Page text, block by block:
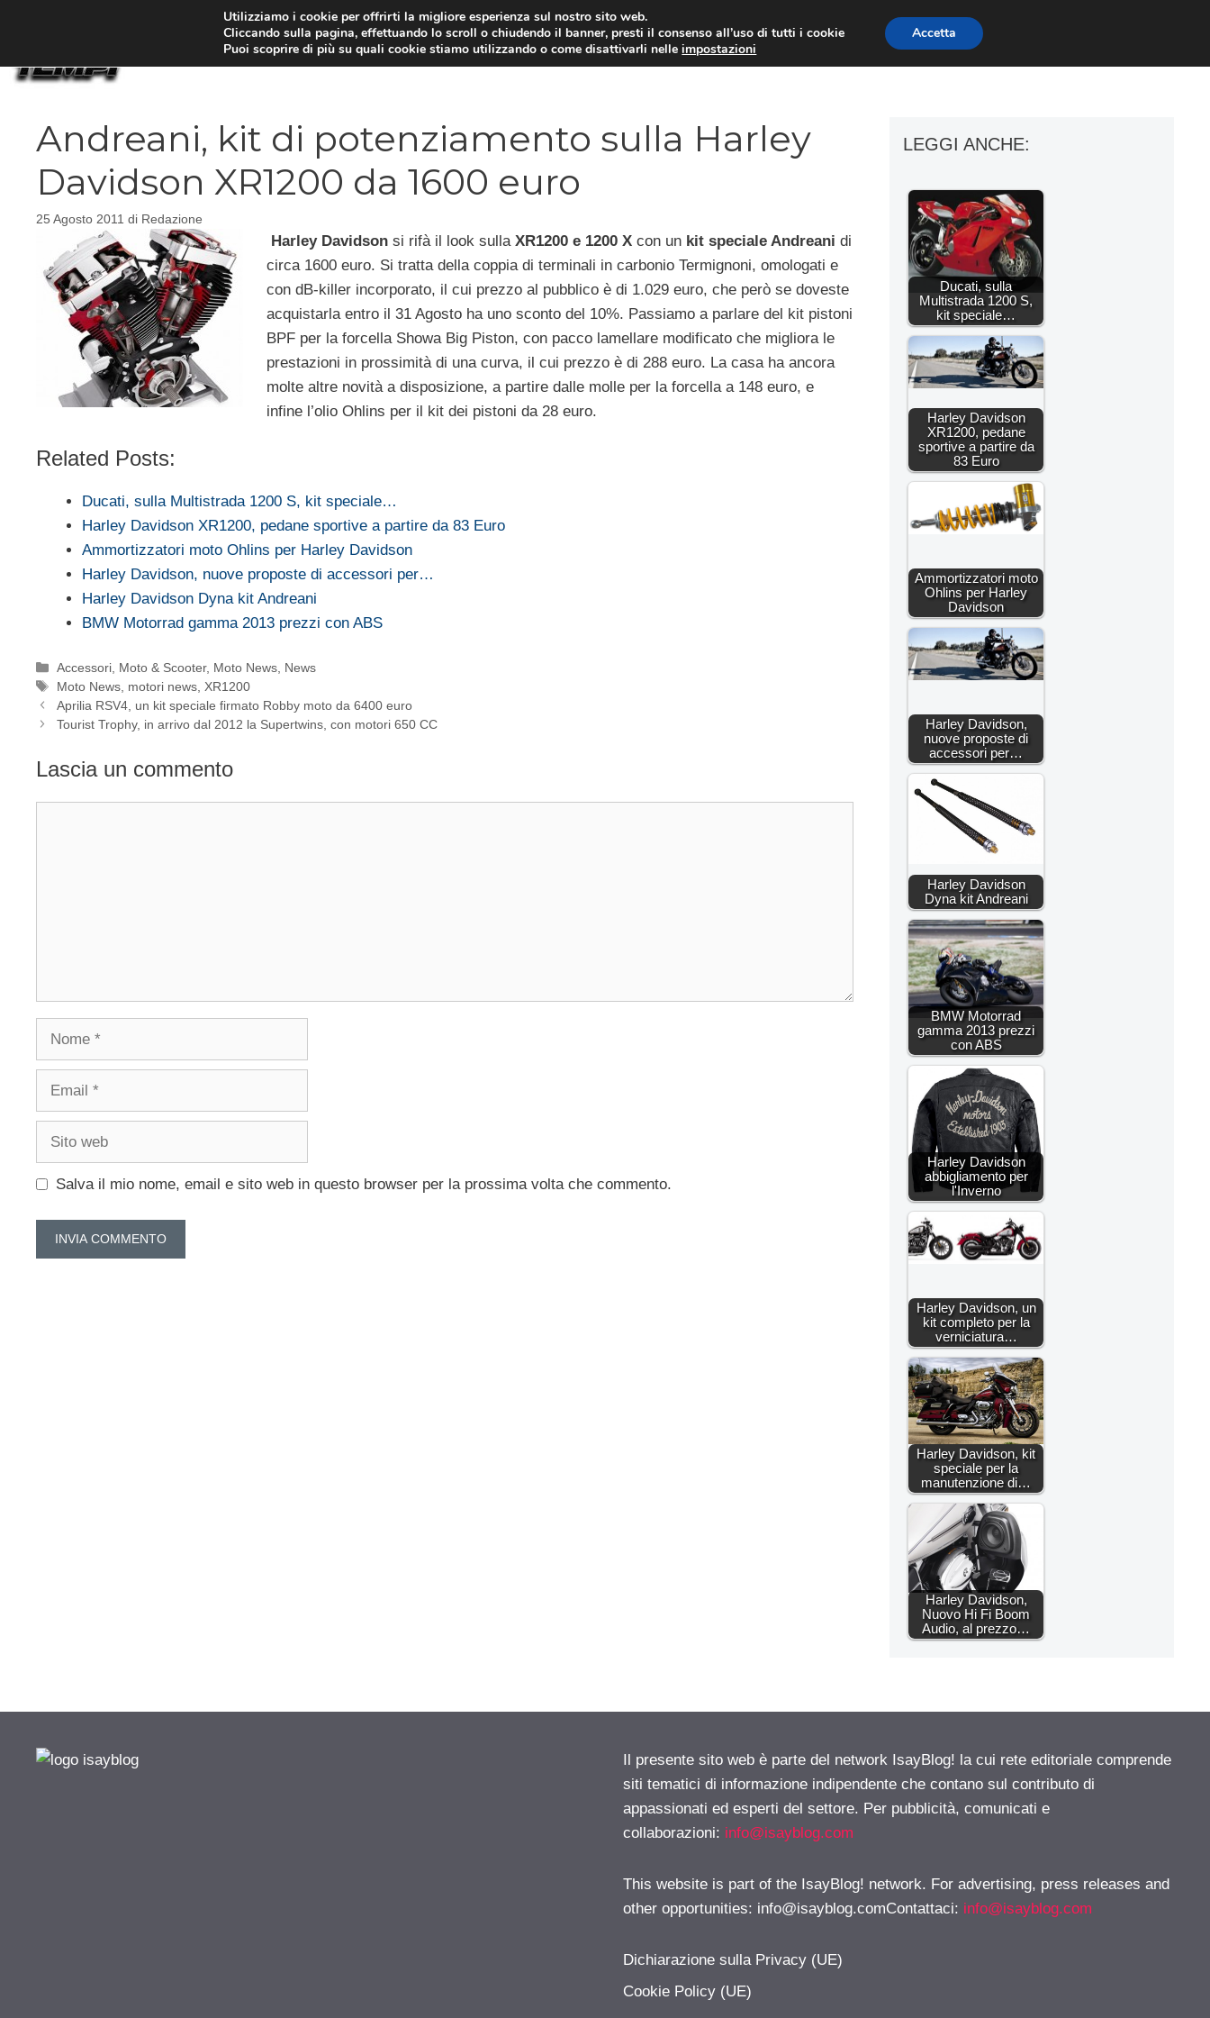
MOTO NEWS ACCESSORI MOTO MOTO GP
Andreani, kit di potenziamento sulla Harley
Davidson XR1200 da 1600 euro
25 Agosto 2011 di Redazione
Harley Davidsonsi rifà il look sulla XR1200 e 1200 Xcon un kit speciale Andreani di
circa 1600 euro. Si tratta della coppia di terminali in carbonio Termignoni, omologati e
con dB-killer incorporato, il cui prezzo al pubblico è di 1.029 euro, che però se doveste
acquistarla entro il 31 Agosto ha uno sconto del 10%. Passiamo a parlare del kit pistoni
BPF per la forcella Showa Big Piston, con pacco lamellare modificato che migliora le
prestazioni in prossimità di una curva, il cui prezzo è di 288 euro. La casa ha ancora
molte altre novità a disposizione, a partire dalle molle per la forcella a 148 euro, e
infine l’olio Ohlins per il kit dei pistoni da 28 euro.
Related Posts:
Ducati, sulla Multistrada 1200 S, kit speciale…
Harley Davidson XR1200, pedane sportive a partire da 83 Euro
Ammortizzatori moto Ohlins per Harley Davidson
Harley Davidson, nuove proposte di accessori per…
Harley Davidson Dyna kit Andreani
BMW Motorrad gamma 2013 prezzi con ABS
Categorie
Accessori Moto & Scooter, Moto News News
Tag
Moto News motori news XR1200
Aprilia RSV4, un kit speciale firmato Robby moto da 6400 euro
Tourist Trophy, in arrivo dal 2012 la Supertwins, con motori 650 CC
Lascia un commento
Nome
Email
Sito
Salva il mio nome, email e sito web in questo browser per la prossima volta che commento.
LEGGI ANCHE:
Ducati, sulla
Multistrada 1200 S,
kit speciale…
Harley Davidson
XR1200, pedane
sportive a partire da
83 Euro
Ammortizzatori moto
Ohlins per Harley
Davidson
Harley Davidson,
nuove proposte di
accessori per…
Harley Davidson
Dyna kit Andreani
BMW Motorrad
gamma 2013 prezzi
con ABS
Harley Davidson
abbigliamento per
l'Inverno
Harley Davidson, un
kit completo per la
verniciatura…
Harley Davidson, kit
speciale per la
manutenzione di…
Harley Davidson,
Nuovo Hi Fi Boom
Audio, al prezzo…
Il presente sito web è parte del network IsayBlog! la cui rete editoriale comprende
siti tematici di informazione indipendente che contano sul contributo di
appassionati ed esperti del settore. Per pubblicità, comunicati e
collaborazioni: info@isayblog.com
This website is part of the IsayBlog! network. For advertising, press releases and
other opportunities: info@isayblog.comContattaci: info@isayblog.com
Dichiarazione sulla Privacy (UE)
Cookie Policy (UE)
Utilizziamo i cookie per offrirti la migliore esperienza sul nostro sito web.
Cliccando sulla pagina, effettuando lo scroll o chiudendo il banner, presti il consenso all’uso di tutti i cookie
Puoi scoprire di più su quali cookie stiamo utilizzando o come disattivarli nelleimpostazioni
Accetta